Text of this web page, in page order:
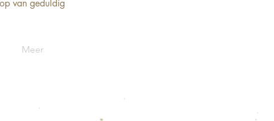
van geduldig
Meer